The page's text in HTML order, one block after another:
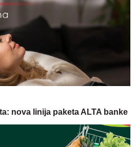
nova linija paketa ALTA banke